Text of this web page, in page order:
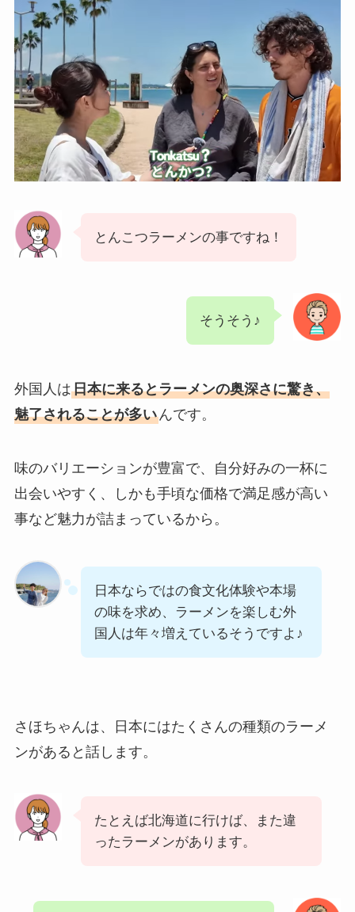
とんこつラーメンの事ですね！
そうそう♪
外国人は日本に来るとラーメンの奥深さに驚き、
魅了されることが多いんです。
味のバリエーションが豊富で、自分好みの一杯に
出会いやすく、しかも手頃な価格で満足感が高い
事など魅力が詰まっているから。
日本ならではの食文化体験や本場
の味を求め、ラーメンを楽しむ外
国人は年々増えているそうですよ♪
さほちゃんは、日本にはたくさんの種類のラーメ
ンがあると話します。
たとえば北海道に行けば、また違
ったラーメンがあります。